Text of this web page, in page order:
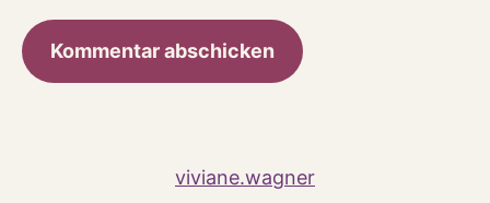
viviane.wagner